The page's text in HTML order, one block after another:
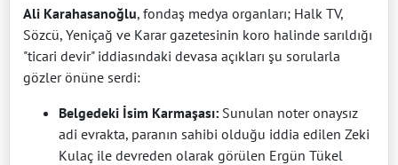
Ali Karahasanoğlu, fondaş medya organları; Halk TV,
Sözcü, Yeniçağ ve Karar gazetesinin koro halinde sarıldığı
"ticari devir" iddiasındaki devasa açıkları şu sorularla
gözler önüne serdi:
Belgedeki İsim Karmaşası: Sunulan noter onaysız
adi evrakta, paranın sahibi olduğu iddia edilen Zeki
Kulaç ile devreden olarak görülen Ergün Tükel